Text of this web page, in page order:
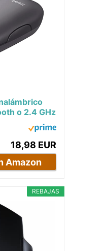
o 2.4 GHz
PPP...
18,98 EUR
Amazon
REBAJAS